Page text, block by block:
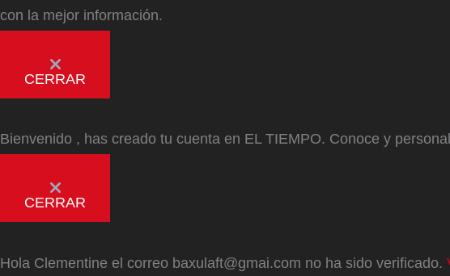
con la mejor información.
CERRAR
Bienvenido , has creado tu cuenta en EL TIEMPO. Conoce y
CERRAR
Hola Clementine el correo baxulaft@gmai.com no ha sido verificado.